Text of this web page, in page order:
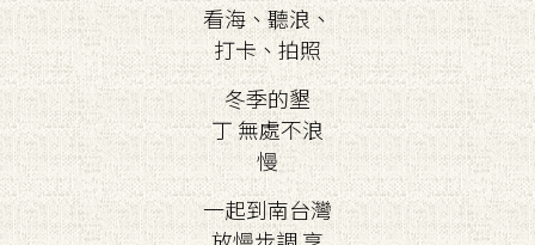
看海、聽浪、
打卡、拍照
冬季的墾
丁 無處不浪
慢
一起到南台灣